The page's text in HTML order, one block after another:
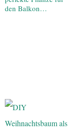
den Balkon…